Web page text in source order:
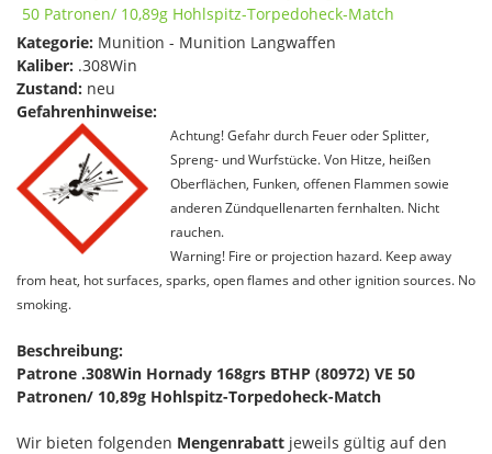
Kategorie: Munition - Munition Langwaffen
Kaliber: .308Win
Zustand: neu
Gefahrenhinweise:
Achtung! Gefahr durch Feuer oder Splitter,
Spreng- und Wurfstücke. Von Hitze, heißen
Oberflächen, Funken, offenen Flammen sowie
anderen Zündquellenarten fernhalten. Nicht
rauchen.
Warning! Fire or projection hazard. Keep away
from heat, hot surfaces, sparks, open flames and other ignition sources. No
smoking.
Beschreibung:
Patrone .308Win Hornady 168grs BTHP (80972) VE 50
Patronen/ 10,89g Hohlspitz-Torpedoheck-Match
Wir bieten folgenden Mengenrabatt jeweils gültig auf den